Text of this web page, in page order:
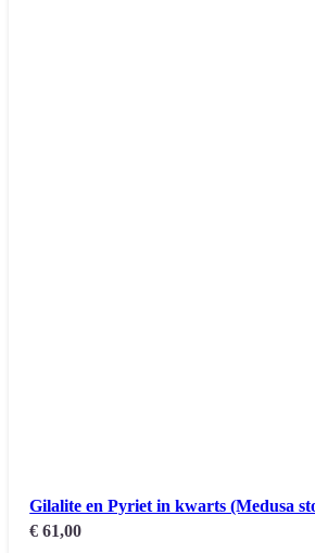
Gilalite en Pyriet in kwarts (Medusa
€ 61,00